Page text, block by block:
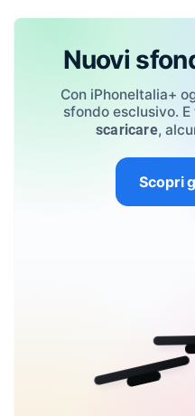
Nuovi
Con iPhoneItalia+
sfondo esclusivo.
scaricare,
Scopri